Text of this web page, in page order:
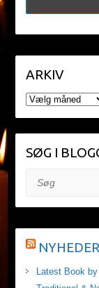
ARKIV
ARKIV
SØG I
Søg
Latest Book